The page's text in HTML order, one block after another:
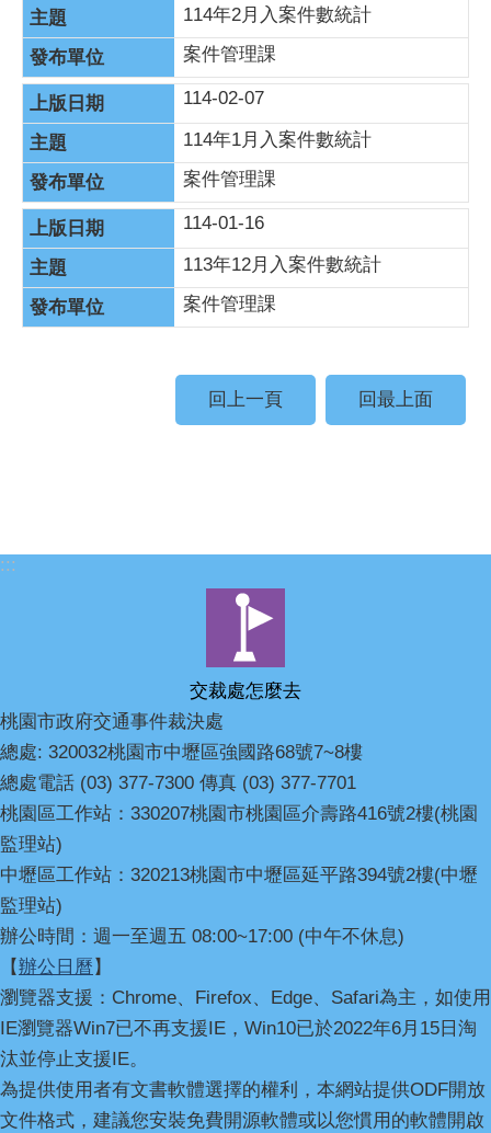
114年2月入案件數統計
案件管理課
114-02-07
114年1月入案件數統計
案件管理課
114-01-16
113年12月入案件數統計
案件管理課
回上一頁 回最上面
:::
交裁處怎麼去
桃園市政府交通事件裁決處
總處: 320032桃園市中壢區強國路68號7~8樓
總處電話 (03) 377-7300 傳真 (03) 377-7701
桃園區工作站：330207桃園市桃園區介壽路416號2樓(桃園
監理站)
中壢區工作站：320213桃園市中壢區延平路394號2樓(中壢
監理站)
辦公時間：週一至週五 08:00~17:00 (中午不休息)
【辦公日曆 】
瀏覽器支援：Chrome、Firefox、Edge、Safari為主，如使用
IE瀏覽器Win7已不再支援IE，Win10已於2022年6月15日淘
汰並停止支援IE。
為提供使用者有文書軟體選擇的權利，本網站提供ODF開放
文件格式，建議您安裝免費開源軟體或以您慣用的軟體開啟